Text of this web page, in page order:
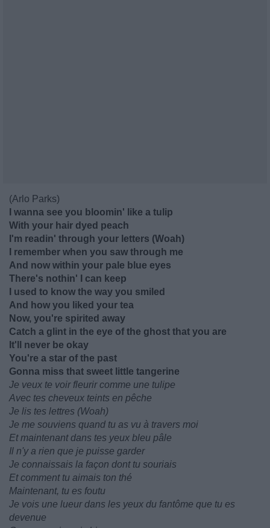
(Arlo Parks)
I wanna see you bloomin' like a tulip
With your hair dyed peach
I'm readin' through your letters (Woah)
I remember when you saw through me
And now within your pale blue eyes
There's nothin' I can keep
I used to know the way you smiled
And how you liked your tea
Now, you're spirited away
Catch a glint in the eye of the ghost that you are
It'll never be okay
You're a star of the past
Gonna miss that sweet little tangerine
Je veux te voir fleurir comme une tulipe
Avec tes cheveux teints en pêche
Je lis tes lettres (Woah)
Je me souviens quand tu as vu à travers moi
Et maintenant dans tes yeux bleu pâle
Il n'y a rien que je puisse garder
Je connaissais la façon dont tu souriais
Et comment tu aimais ton thé
Maintenant, tu es foutu
Je vois une lueur dans les yeux du fantôme que tu es
devenue